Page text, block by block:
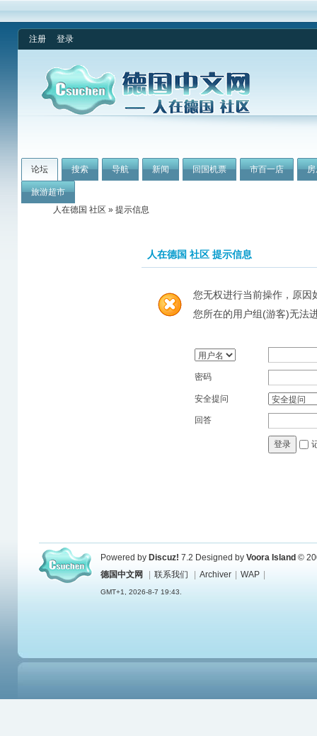
注册 登录
论坛 搜索 导航 新闻 回国机票 市百一店
旅游超市
人在德国 社区 » 提示信息
人在德国 社区 提示信息
您无权进行当前操作，原因
您所在的用户组(游客)无法
密码
安全提问
回答
登录
Powered by Discuz! 7.2 Designed by Voora Island ©
德国中文网
联系我们 Archiver WAP
GMT+1, 2026-8-7 19:43.